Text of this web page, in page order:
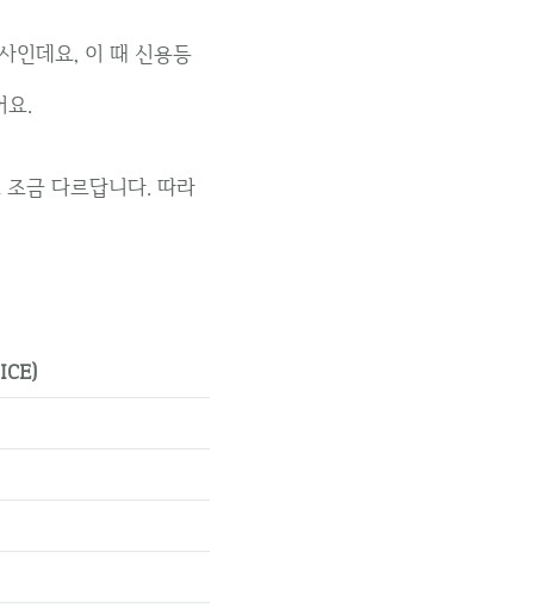
인데요, 이 때 신용등
요.
금 다르답니다. 따라